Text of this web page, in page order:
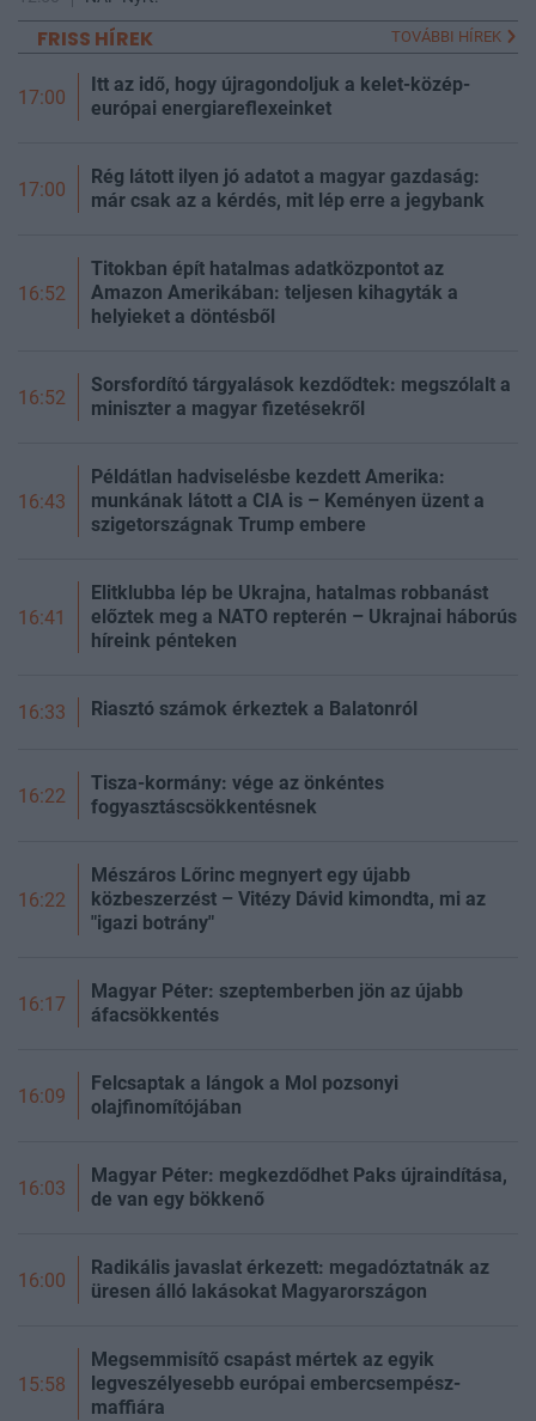
FRISS HÍREK TOVÁBBI HÍREK
17:00
Itt az idő, hogy újragondoljuk a kelet-közép-
európai energiareflexeinket
17:00
Rég látott ilyen jó adatot a magyar gazdaság:
már csak az a kérdés, mit lép erre a jegybank
16:52
Titokban épít hatalmas adatközpontot az
Amazon Amerikában: teljesen kihagyták a
helyieket a döntésből
16:52
Sorsfordító tárgyalások kezdődtek: megszólalt a
miniszter a magyar fizetésekről
16:43
Példátlan hadviselésbe kezdett Amerika:
munkának látott a CIA is – Keményen üzent a
szigetországnak Trump embere
16:41
Elitklubba lép be Ukrajna, hatalmas robbanást
előztek meg a NATO repterén – Ukrajnai háborús
híreink pénteken
16:33 Riasztó számok érkeztek a Balatonról
16:22
Tisza-kormány: vége az önkéntes
fogyasztáscsökkentésnek
16:22
Mészáros Lőrinc megnyert egy újabb
közbeszerzést – Vitézy Dávid kimondta, mi az
"igazi botrány"
16:17
Magyar Péter: szeptemberben jön az újabb
áfacsökkentés
16:09
Felcsaptak a lángok a Mol pozsonyi
olajfinomítójában
16:03
Magyar Péter: megkezdődhet Paks újraindítása,
de van egy bökkenő
16:00
Radikális javaslat érkezett: megadóztatnák az
üresen álló lakásokat Magyarországon
15:58
Megsemmisítő csapást mértek az egyik
legveszélyesebb európai embercsempész-
maffiára